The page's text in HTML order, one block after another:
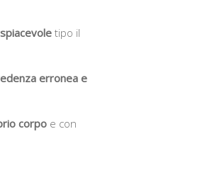
tipo il
erronea e
corpo e con